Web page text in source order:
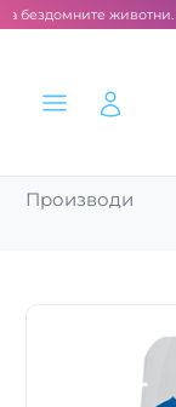
бездомните животни. ‹‹‹
Производи